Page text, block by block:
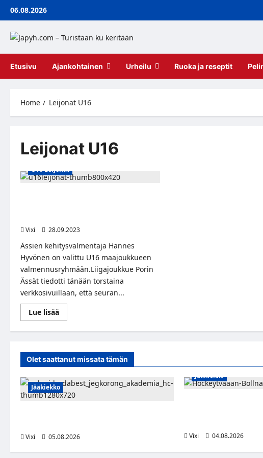
Skip06.08.2026
Etusivu Ajankohtainen Urheilu Ruoka ja reseptit
Home Leijonat U16
Leijonat U16
U16 Leijonat
Vixi
28.09.2023
Ässien kehitysvalmentaja Hannes
Hyvönen on valittu U16 maajoukkueen
valmennusryhmään.Liigajoukkue Porin
Ässät tiedotti tänään torstaina
verkkosivuillaan, että seuran...
Lue lisääRead
more
Porin
Hannes
Hyvönen
U16
valmennusryhmään
Olet saattanut missata tämän
Jääkiekko
Vixi
05.08.2026
Jääkiekko
Vixi
04.08.2026